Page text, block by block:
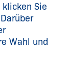
Sie
Wahl und